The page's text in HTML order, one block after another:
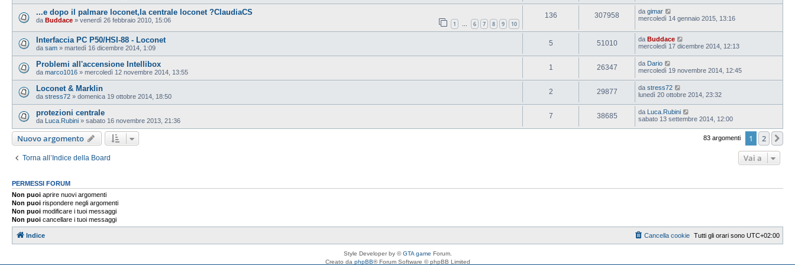
...e dopo il palmare loconet,la centrale loconet ?ClaudiaCS
da Buddace » venerdì 26 febbraio 2010, 15:06 1 … 6 7 8 9 10
136 307958 da gimar
mercoledì 14 gennaio 2015, 13:16
Interfaccia PC P50/HSI-88 - Loconet
da sam » martedì 16 dicembre 2014, 1:09
5 51010 da Buddace
mercoledì 17 dicembre 2014, 12:13
Problemi all'accensione Intellibox
da marco1016 » mercoledì 12 novembre 2014, 13:55
1 26347 da Dario
mercoledì 19 novembre 2014, 12:45
Loconet & Marklin
da stress72 » domenica 19 ottobre 2014, 18:50
2 29877 da stress72
lunedì 20 ottobre 2014, 23:32
protezioni centrale
da Luca.Rubini » sabato 16 novembre 2013, 21:36
7 38685 da Luca.Rubini
sabato 13 settembre 2014, 12:00
Nuovo argomento 83 argomenti 1 2
Torna all’Indice della Board Vai a
PERMESSI FORUM
Non puoi aprire nuovi argomenti
Non puoi rispondere negli argomenti
Non puoi modificare i tuoi messaggi
Non puoi cancellare i tuoi messaggi
Indice Tutti gli orari sono UTC+02:00
Cancella cookie
Style Developer by ©GTA game Forum.
Creato da phpBB® Forum Software © phpBB Limited